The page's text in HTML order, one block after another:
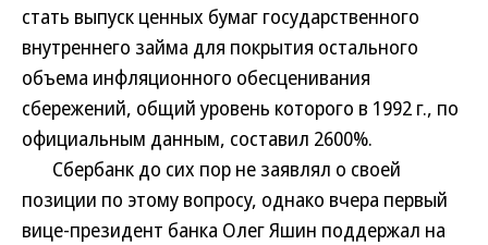
стать выпуск ценных бумаг государственного
внутреннего займа для покрытия остального
объема инфляционного обесценивания
сбережений, общий уровень которого в 1992 г., по
официальным данным, составил 2600%.
Сбербанк до сих пор не заявлял о своей
позиции по этому вопросу, однако вчера первый
вице-президент банка Олег Яшин поддержал на